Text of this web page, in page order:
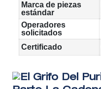
Marca de piezas
estándar
Operadores
solicitados
Certificado